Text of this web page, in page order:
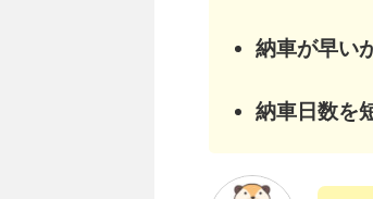
納車が早い
納車日数を